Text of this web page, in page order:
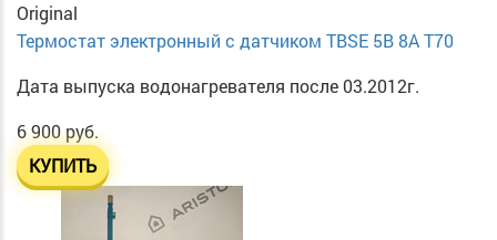
Original
Термостат электронный с датчиком TBSE 5B 8A T70
Дата выпуска водонагревателя после 03.2012г.
6 900 руб.
КУПИТЬ